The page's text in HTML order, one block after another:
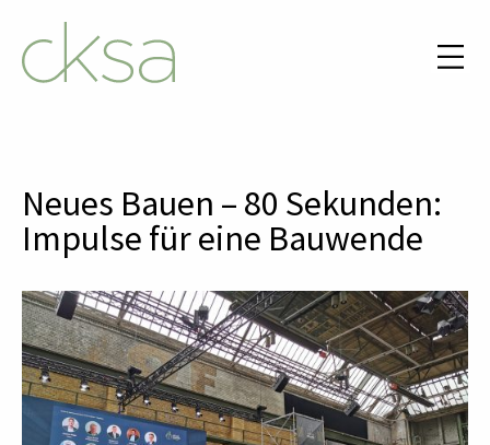
Neues Bauen – 80 Sekunden:
Impulse für eine Bauwende